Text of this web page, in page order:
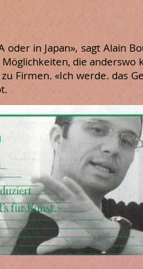
in Japan», sagt Alain
die anderswo
Firmen. «Ich werde. das